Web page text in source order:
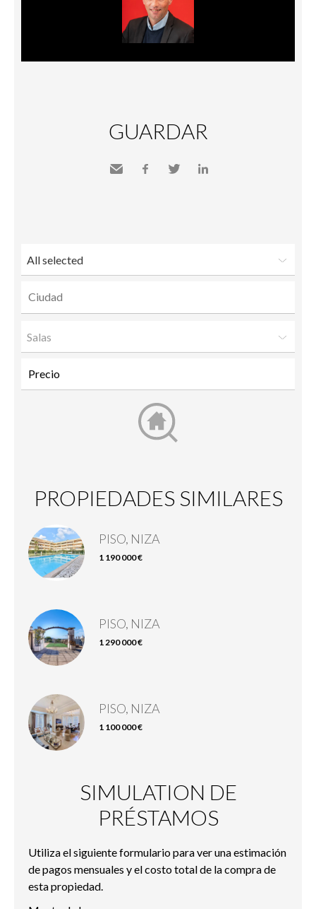
GUARDAR
All selected
Salas
PROPIEDADES SIMILARES
PISO, NIZA
1 190 000 €
PISO, NIZA
1 290 000 €
PISO, NIZA
1 100 000 €
SIMULATION DE
PRÉSTAMOS
Utiliza el siguiente formulario para ver una estimación
de pagos mensuales y el costo total de la compra de
esta propiedad.